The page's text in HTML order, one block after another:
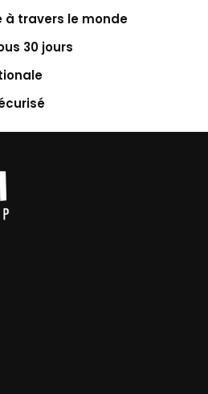
à travers le monde
30 jours